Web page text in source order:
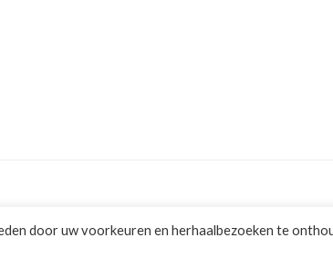
door uw voorkeuren en herhaalbezoeken te